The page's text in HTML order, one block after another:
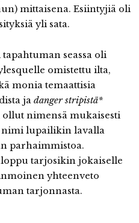
mittaisena. Esiintyjiä oli
yli sata.
seassa oli
omistettu ilta,
monia temaattisia
ja danger stripistä*
ollut nimensä mukaisesti
nimi lupailikin lavalla
parhaimmistoa.
tarjosikin jokaiselle
yhteenveto
tarjonnasta.